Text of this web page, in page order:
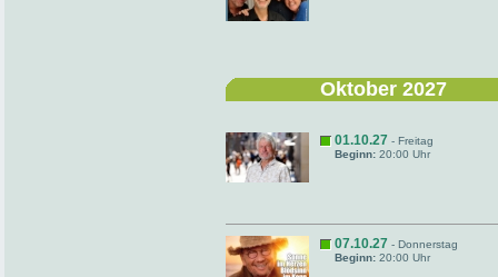
Oktober 2027
01.10.27 - Freitag
Beginn: 20:00 Uhr
07.10.27 - Donnerstag
Beginn: 20:00 Uhr